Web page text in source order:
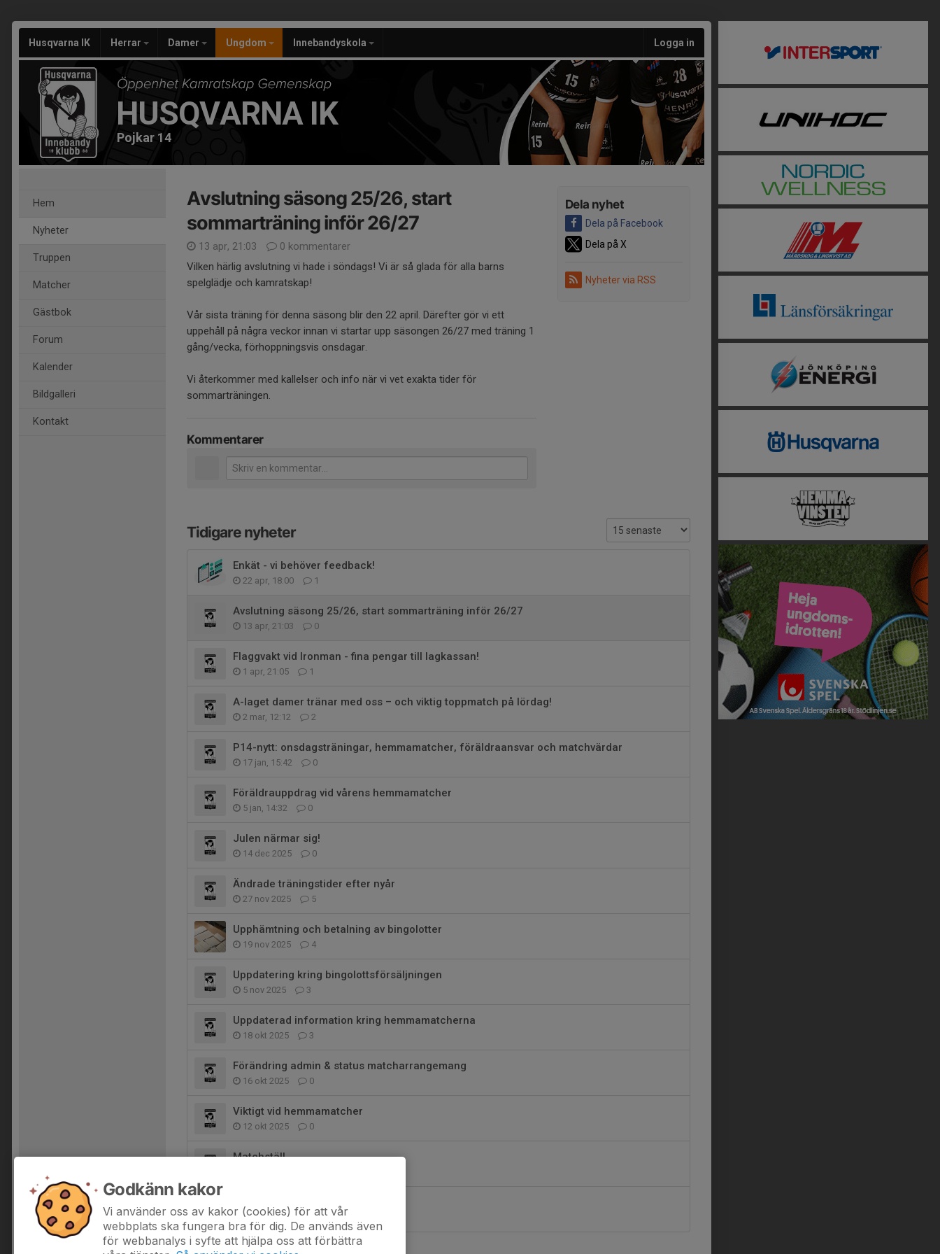
Husqvarna IK Herrar Damer Ungdom Innebandyskola Logga in
HUSQVARNA IK
Pojkar 14
Hem
Nyheter
Truppen
Matcher
Gästbok
Forum
Kalender
Bildgalleri
Kontakt
Dela nyhet
Dela på Facebook
Dela på X
Nyheter via RSS
Avslutning säsong 25/26, start
sommarträning inför 26/27
13 apr, 21:03
0 kommentarer
Vilken härlig avslutning vi hade i söndags! Vi är så glada för alla barns
spelglädje och kamratskap!
Vår sista träning för denna säsong blir den 22 april. Därefter gör vi ett
uppehåll på några veckor innan vi startar upp säsongen 26/27 med träning 1
gång/vecka, förhoppningsvis onsdagar.
Vi återkommer med kallelser och info när vi vet exakta tider för
sommarträningen.
Kommentarer
Tidigare nyheter
Enkät - vi behöver feedback!
22 apr, 18:00 1
Avslutning säsong 25/26, start sommarträning inför 26/27
13 apr, 21:03 0
Flaggvakt vid Ironman - fina pengar till lagkassan!
1 apr, 21:05 1
A-laget damer tränar med oss – och viktig toppmatch på lördag!
2 mar, 12:12 2
P14-nytt: onsdagsträningar, hemmamatcher, föräldraansvar och matchvärdar
17 jan, 15:42 0
Föräldrauppdrag vid vårens hemmamatcher
5 jan, 14:32 0
Julen närmar sig!
14 dec 2025 0
Ändrade träningstider efter nyår
27 nov 2025 5
Upphämtning och betalning av bingolotter
19 nov 2025 4
Uppdatering kring bingolottsförsäljningen
5 nov 2025 3
Uppdaterad information kring hemmamatcherna
18 okt 2025 3
Förändring admin & status matcharrangemang
16 okt 2025 0
Viktigt vid hemmamatcher
12 okt 2025 0
Matchställ
4 okt 2025 0
Godkänn kakor
Vi använder oss av kakor (cookies) för att vår
webbplats ska fungera bra för dig. De används även
för webbanalys i syfte att hjälpa oss att förbättra